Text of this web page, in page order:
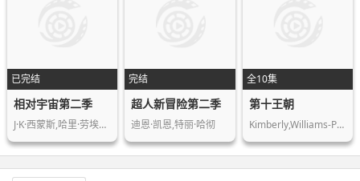
已完结
相对宇宙第二季
J·K·西蒙斯,哈里·劳埃德,纳赞宁·波…
完结
超人新冒险第二季
迪恩·凯恩,特丽·哈彻
全10集
第十王朝
Kimberly,Williams-Paisley,斯科特·科恩,约翰·…